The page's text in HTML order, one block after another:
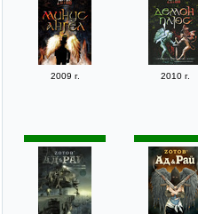
2009 г. 2010 г.